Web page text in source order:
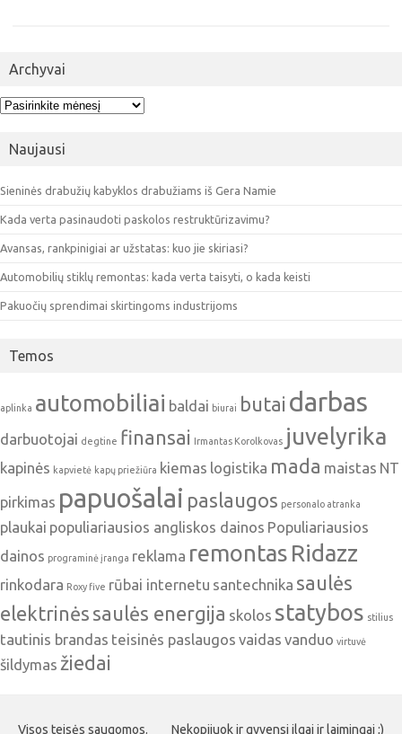
Archyvai
Archyvai
Naujausi
Sieninės drabužių kabyklos drabužiams iš Gera Namie
Kada verta pasinaudoti paskolos restruktūrizavimu?
Avansas, rankpinigiai ar užstatas: kuo jie skiriasi?
Automobilių stiklų remontas: kada verta taisyti, o kada keisti
Pakuočių sprendimai skirtingoms industrijoms
Temos
aplinka automobiliai baldai biurai butai darbas
darbuotojai degtine finansai Irmantas Korolkovas juvelyrika
kapinės kapvietė kapų priežiūra kiemas logistika mada maistas NT
pirkimas papuošalai paslaugos personalo atranka
plaukai populiariausios angliskos dainos Populiariausios
dainos programinė įranga reklama remontas Ridazz
rinkodara Roxy five rūbai internetu santechnika saulės
elektrinės saulės energija skolos statybos stilius
tautinis brandas teisinės paslaugos vaidas vanduo virtuvė
šildymas žiedai
Visos teisės saugomos. Nekopijuok ir gyvensi ilgai ir laimingai ;)